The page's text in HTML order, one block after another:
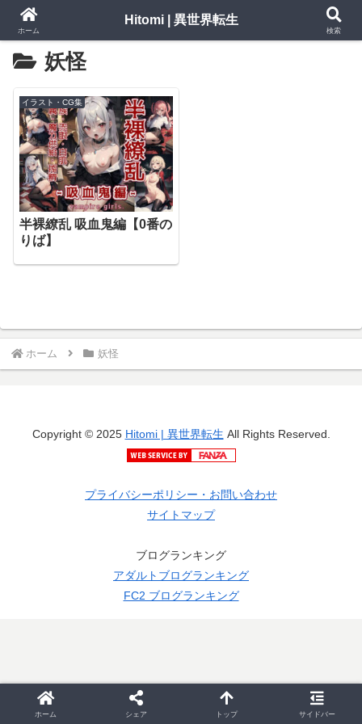
妖怪
イラスト・CG集
半裸繚乱 吸血鬼編【0番の
りば】
ホーム 妖怪
Copyright © 2025 Hitomi | 異世界転生 All Rights Reserved.
プライバシーポリシー・お問い合わせ
サイトマップ
ブログランキング
アダルトブログランキング
FC2 ブログランキング
ホーム
Hitomi | 異世界転生
検索
ホーム シェア トップ サイドバー